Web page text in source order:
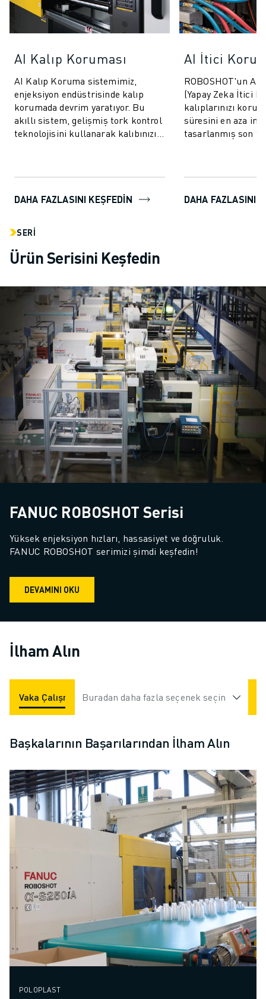
AI Kalıp Koruması
AI Kalıp Koruma sistemimiz,
enjeksiyon endüstrisinde kalıp
korumada devrim yaratıyor. Bu
akıllı sistem, gelişmiş tork kontrol
teknolojisini kullanarak kalıbınızı
DAHA FAZLASINI KEŞFEDİN
AI İtici
ROBOSHOT'un
(Yapay Zeka İtici
kalıplarınızı
süresini en aza
tasarlanmış son
DAHA FAZLASINI
SERI
Ürün Serisini Keşfedin
FANUC ROBOSHOT Serisi
Yüksek enjeksiyon hızları, hassasiyet ve doğruluk.
FANUC ROBOSHOT serimizi şimdi keşfedin!
DEVAMINI OKU
İlham Alın
Vaka Çalışmaları Uygulamalar Endüstriler
Buradan daha fazla seçenek seçin
Başkalarının Başarılarından İlham Alın
POLOPLAST